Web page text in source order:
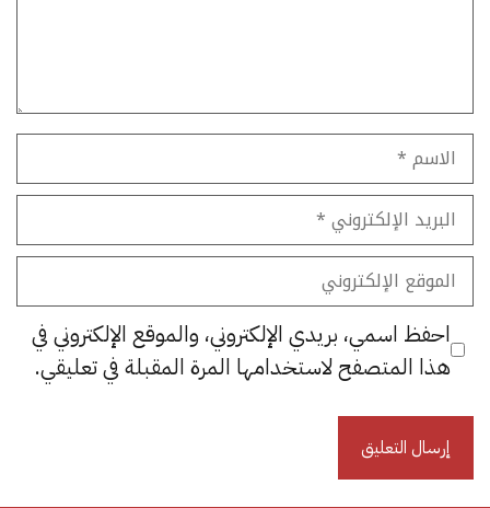
الاسم
البريد
الإلكتروني
الموقع
الإلكتروني
احفظ اسمي، بريدي الإلكتروني، والموقع الإلكتروني في
هذا المتصفح لاستخدامها المرة المقبلة في تعليقي.